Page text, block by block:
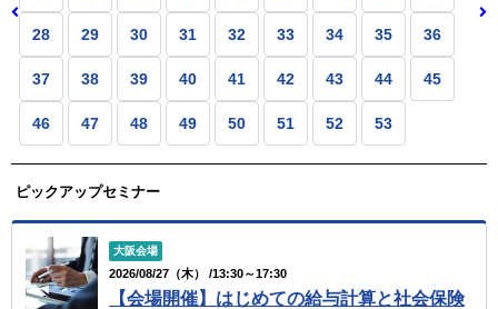
28 29 30 31 32 33 34 35 36
37 38 39 40 41 42 43 44 45
46 47 48 49 50 51 52 53
ピックアップセミナー
大阪会場
2026/08/27（木） /13:30～17:30
【会場開催】はじめての給与計算と社会保険